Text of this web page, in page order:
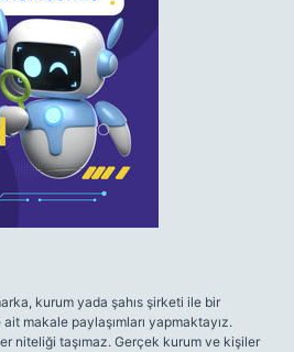
kurum yada şahıs şirketi ile bir
makale paylaşımları yapmaktayız.
niteliği taşımaz. Gerçek kurum ve kişiler